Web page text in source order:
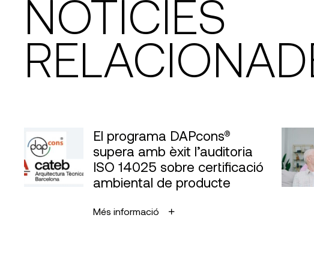
NOTÍCIES
El programa DAPcons®
supera amb èxit l’auditoria
ISO 14025 sobre certificació
ambiental de producte
Més informació